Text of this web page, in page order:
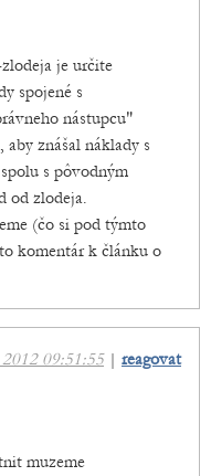
je určite
spojené s
nástupcu"
znášal náklady s
s pôvodným
od zlodeja.
(čo si pod týmto
komentár k článku o
09:51:55| reagovat
muzeme